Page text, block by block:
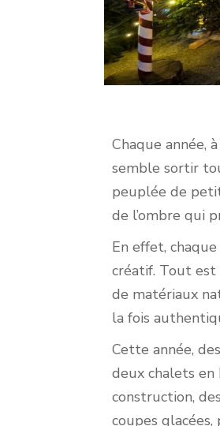
Chaque année,
semble sortir
peuplée de
de l’ombre qui
En effet,
créatif. Tout est
de matériaux
la fois
Cette année,
deux chalets
construction,
coupes glacées,